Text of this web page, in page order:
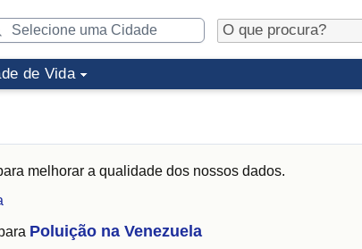
de Vida
melhorar a qualidade dos nossos dados.
Poluição na Venezuela